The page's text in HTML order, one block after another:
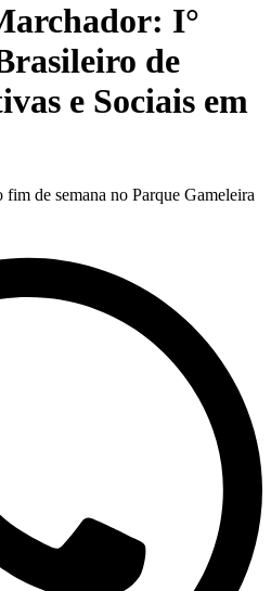
I°
de
e Sociais em
de semana no Parque Gameleira